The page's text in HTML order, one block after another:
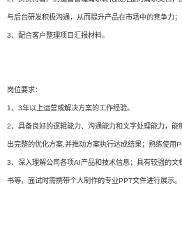
与后台研发积极沟通，从而提升产品在市场中的竞争力；
3、配合客户整理项目汇报材料。
岗位要求：
1、3年以上运营或解决方案的工作经验。
2、具备良好的逻辑能力、沟通能力和文字处理能力，
出完整的优化方案,并推动方案执行达成结果；熟练使用
3、深入理解公司各项AI产品和技术信息；具有较强的
书等，面试时需携带个人制作的专业PPT文件进行展示。